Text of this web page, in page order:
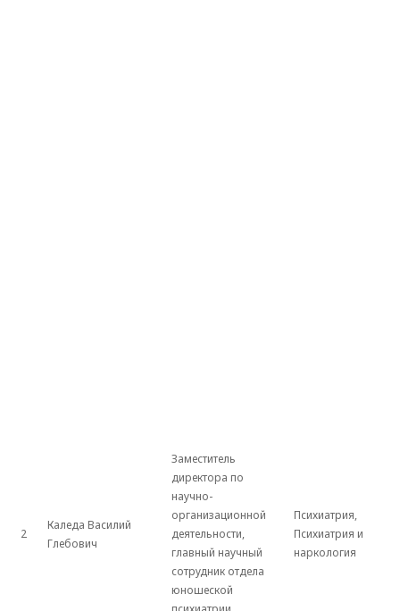
2
Каледа Василий
Глебович
Заместитель
директора по
научно-
организационной
деятельности,
главный научный
сотрудник отдела
юношеской
Психиатрия,
Психиатрия и
наркология